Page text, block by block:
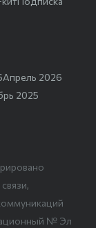
Апрель 2026
2025
№ Эл